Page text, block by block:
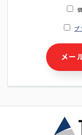
・ご請求された資料
・本サービス及び本
サービス又は商品等
・個人(法人の場合
計情報の作成および利
プ
メー